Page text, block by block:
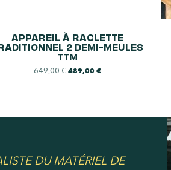
APPAREIL À RACLETTE
2 DEMI-MEULES
TTM
649,00€489,00€
DU MATÉRIEL DE